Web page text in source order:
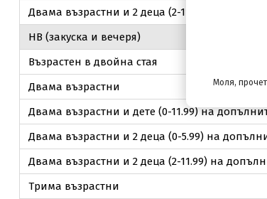
Двама възрастни и 2 деца (2-11.99) на
НВ (закуска и вечеря)
Възрастен в двойна стая
Двама възрастни
Двама възрастни и дете (0-11.99) на
Двама възрастни и 2 деца (0-5.99) на
Двама възрастни и 2 деца (2-11.99) на
Трима възрастни
Моля,